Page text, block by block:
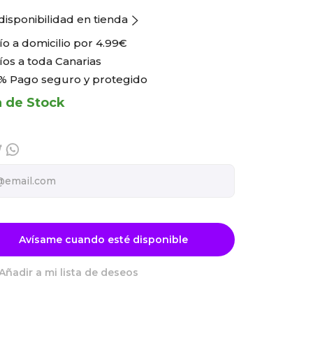
en tienda
a domicilio por 4.99€
a toda Canarias
Pago seguro y protegido
de Stock
Avísame cuando esté disponible
a mi lista de deseos